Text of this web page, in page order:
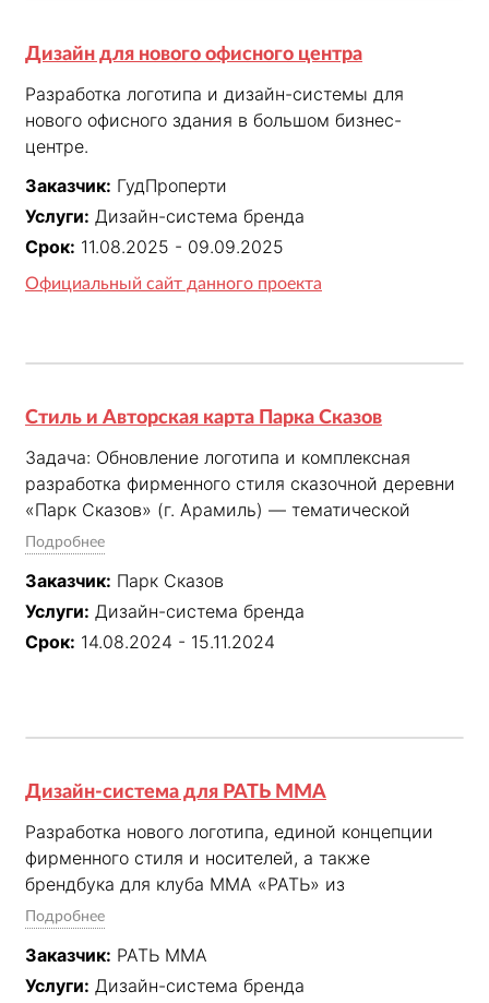
Дизайн для нового офисного центра
Разработка логотипа и дизайн-системы для
нового офисного здания в большом бизнес-
центре.
Заказчик: ГудПроперти
Услуги: Дизайн-система бренда
Срок: 11.08.2025 - 09.09.2025
Официальный сайт данного проекта
Стиль и Авторская карта Парка Сказов
Задача: Обновление логотипа и комплексная
разработка фирменного стиля сказочной деревни
«Парк Сказов» (г. Арамиль) — тематической
площадки для детских мероприятий.
Реализовано
1. Фирменный стиль: редизайн логотипа, создание
актуальной визуальной системы и правил её
уникальной детализированной авторской карты
идентификации локации.
3. Авторская карта Парка Сказов.
Подробнее
Заказчик: Парк Сказов
Услуги: Дизайн-система бренда
Срок: 14.08.2024 - 15.11.2024
Дизайн-система для РАТЬ ММА
Разработка нового логотипа, единой концепции
фирменного стиля и носителей, а также
брендбука для клуба ММА «РАТЬ» из
Екатеринбурга.
Подробнее
Заказчик: РАТЬ ММА
Услуги: Дизайн-система бренда